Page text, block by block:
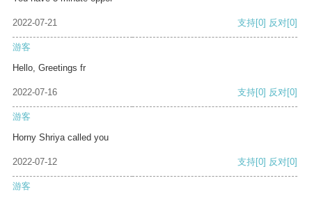
2022-07-21 支持[0] 反对[0]
游客
Hello, Greetings fr
2022-07-16 支持[0] 反对[0]
游客
Horny Shriya called you
2022-07-12 支持[0] 反对[0]
游客